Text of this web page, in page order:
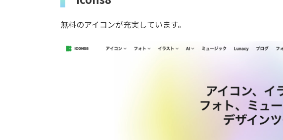
無料のアイコンが充実しています。